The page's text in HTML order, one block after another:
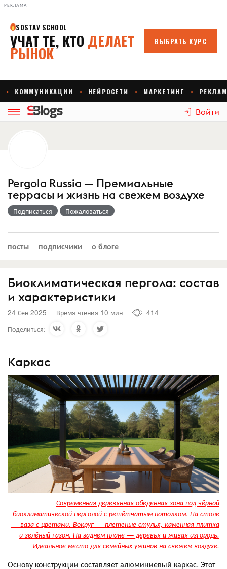
РЕКЛАМА
Войти
Pergola Russia — Премиальные
террасы и жизнь на свежем воздухе
Подписаться Пожаловаться
посты подписчики о блоге
Биоклиматическая пергола: состав
и характеристики
24 Сен 2025 Время чтения 10 мин
414
Поделиться:
Каркас
Современная деревянная обеденная зона под чёрной
биоклиматической перголой с решётчатым потолком. На столе
— ваза с цветами. Вокруг — плетёные стулья, каменная плитка
и зелёный газон. На заднем плане — деревья и живая изгородь.
Идеальное место для семейных ужинов на свежем воздухе.
Основу конструкции составляет алюминиевый каркас. Этот